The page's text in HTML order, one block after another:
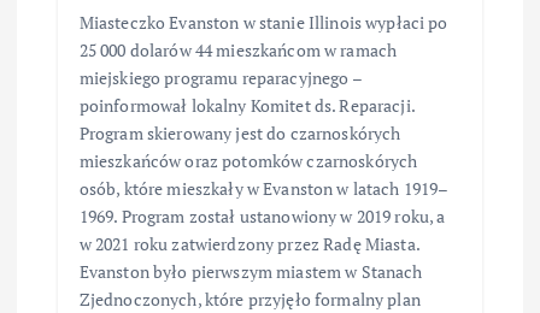
Miasteczko Evanston w stanie Illinois wypłaci po
25 000 dolarów 44 mieszkańcom w ramach
miejskiego programu reparacyjnego –
poinformował lokalny Komitet ds. Reparacji.
Program skierowany jest do czarnoskórych
mieszkańców oraz potomków czarnoskórych
osób, które mieszkały w Evanston w latach 1919–
1969. Program został ustanowiony w 2019 roku, a
w 2021 roku zatwierdzony przez Radę Miasta.
Evanston było pierwszym miastem w Stanach
Zjednoczonych, które przyjęło formalny plan